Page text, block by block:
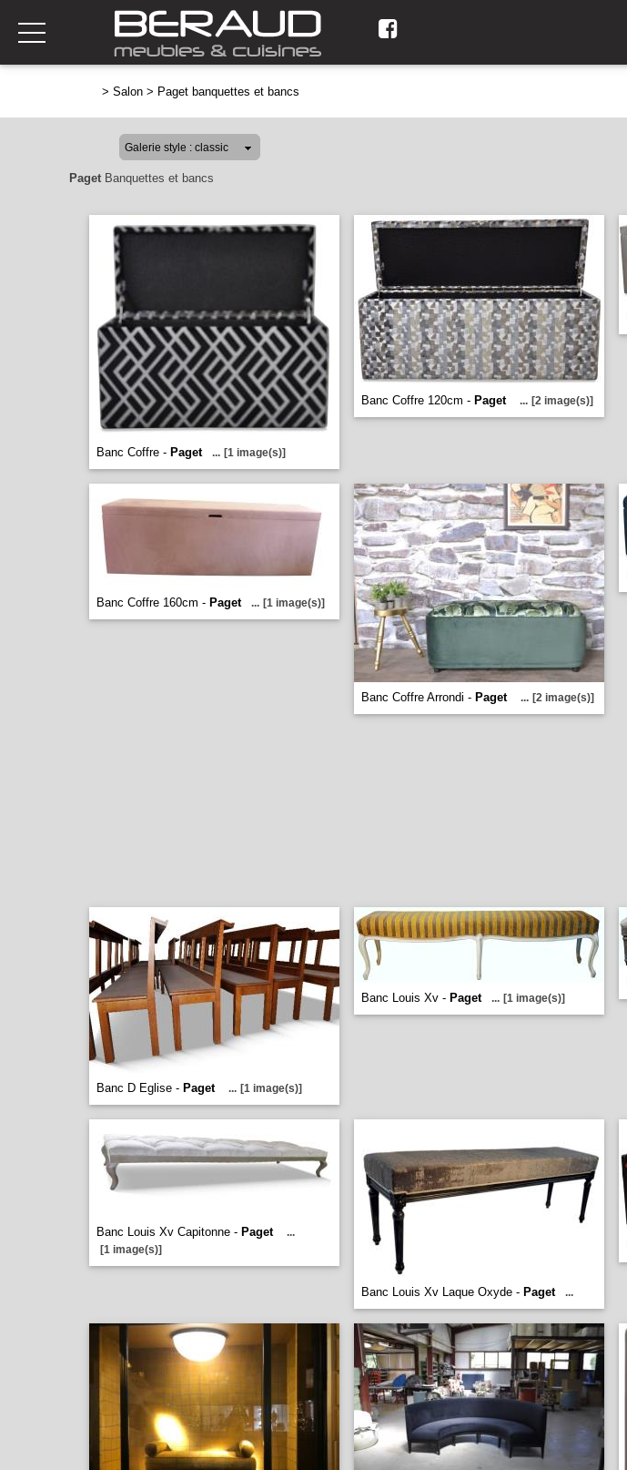
> Salon > Paget banquettes et bancs
Paget Banquettes et bancs
Banc Coffre - Paget ... [1 image(s)]
Banc Coffre 120cm - Paget ... [2 image(s)]
Banc Coffre 160cm - Paget ... [1 image(s)]
Banc Coffre Arrondi - Paget ... [2 image(s)]
Banc D Eglise - Paget ... [1 image(s)]
Banc Louis Xv - Paget ... [1 image(s)]
Banc Louis Xv Capitonne - Paget
...
[1 image(s)]
Banc Louis Xv Laque Oxyde - Paget ...